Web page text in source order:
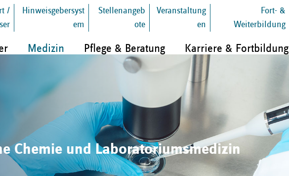
/
Hinweisgebersyst
em
Stellenangeb
ote
Veranstaltung
en
Fort- &
Weiterbildung
Medizin Pflege & Beratung Karriere & Fortbildung
Chemie und Laboratoriumsmedizin